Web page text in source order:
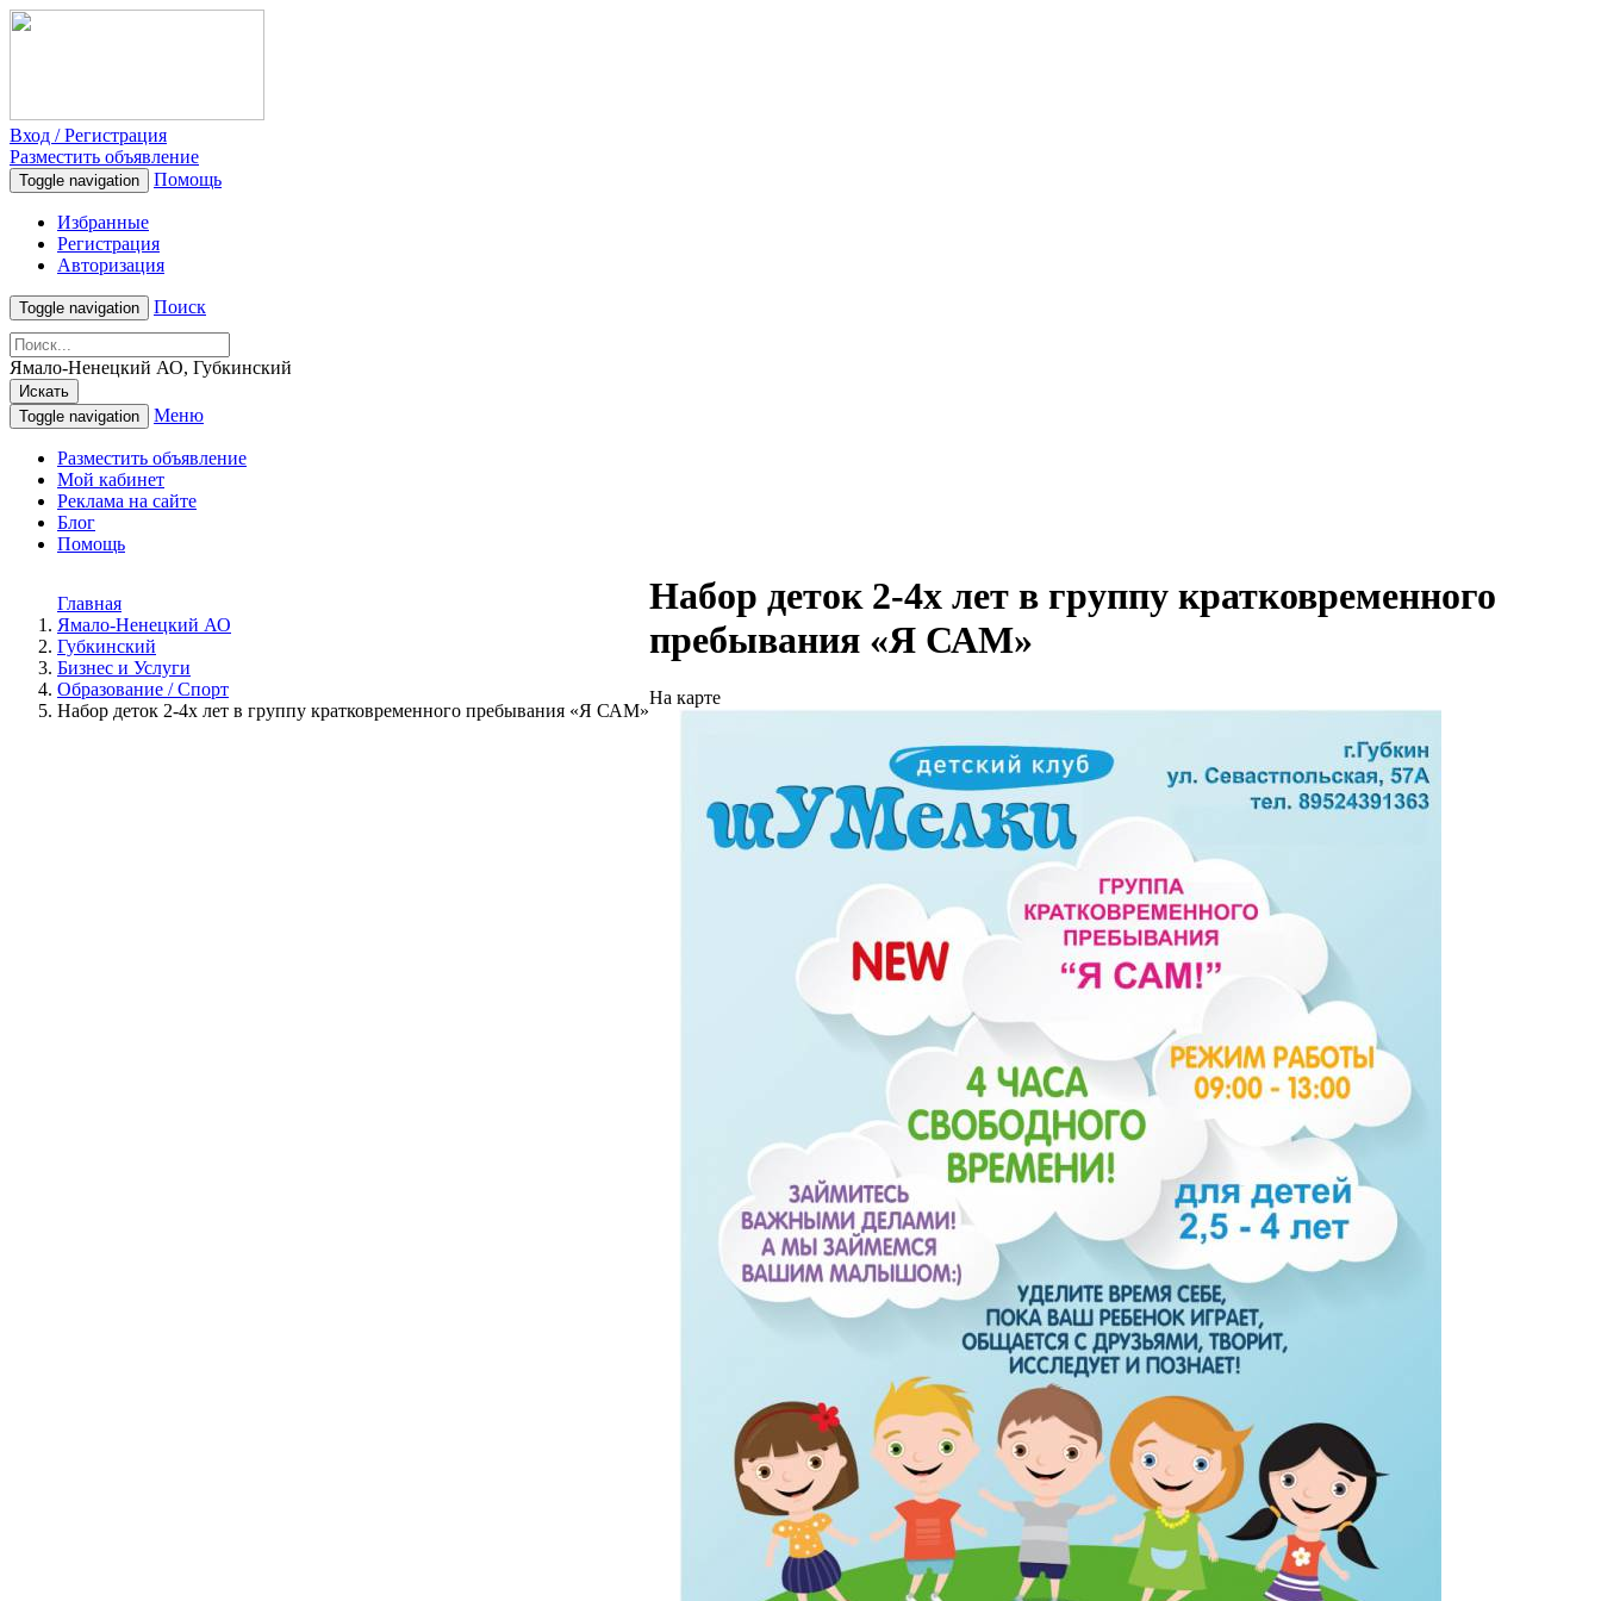
Вход / Регистрация
Разместить объявление
Toggle navigation Помощь
Избранные
Регистрация
Авторизация
Toggle navigation Поиск
Ямало-Ненецкий АО, Губкинский
Искать
Toggle navigation
Меню
Разместить объявление
Мой кабинет
Реклама на сайте
Блог
Помощь
Главная
Ямало-Ненецкий АО
Губкинский
Бизнес и Услуги
Образование / Спорт
Набор деток 2-4х лет в группу кратковременного пребывания «Я САМ»
Набор деток 2-4х лет в группу кратковременного
пребывания «Я САМ»
На карте